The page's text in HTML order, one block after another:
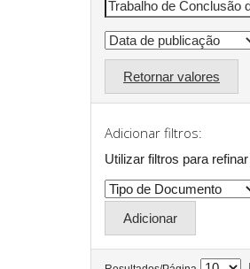
Retornar valores
Adicionar filtros:
Utilizar filtros para